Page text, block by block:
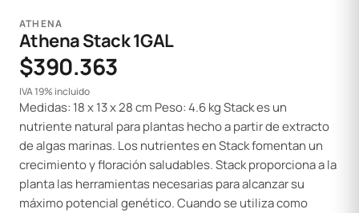
ATHENA
Athena Stack 1GAL
$390.363
IVA 19% incluido
Medidas: 18 x 13 x 28 cm Peso: 4.6 kg Stack es un
nutriente natural para plantas hecho a partir de extracto
de algas marinas. Los nutrientes en Stack fomentan un
crecimiento y floración saludables. Stack proporciona a la
planta las herramientas necesarias para alcanzar su
máximo potencial genético. Cuando se utiliza como